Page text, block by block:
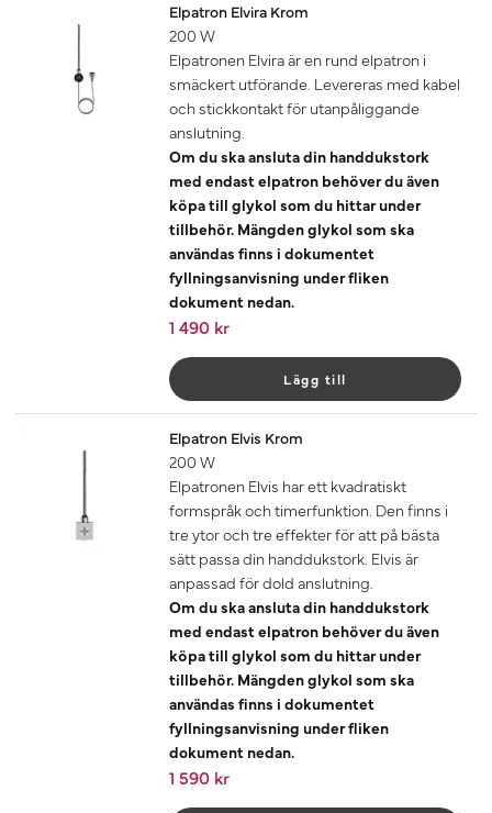
Elpatron Elvira Krom
200 W
Elpatronen Elvira är en rund elpatron i
smäckert utförande. Levereras med kabel
och stickkontakt för utanpåliggande
anslutning.
Om du ska ansluta din handdukstork
med endast elpatron behöver du även
köpa till glykol som du hittar under
tillbehör. Mängden glykol som ska
användas finns i dokumentet
fyllningsanvisning under fliken
dokument nedan.
1 490 kr
Lägg till
Elpatron Elvis Krom
200 W
Elpatronen Elvis har ett kvadratiskt
formspråk och timerfunktion. Den finns i
tre ytor och tre effekter för att på bästa
sätt passa din handdukstork. Elvis är
anpassad för dold anslutning.
Om du ska ansluta din handdukstork
med endast elpatron behöver du även
köpa till glykol som du hittar under
tillbehör. Mängden glykol som ska
användas finns i dokumentet
fyllningsanvisning under fliken
dokument nedan.
1 590 kr